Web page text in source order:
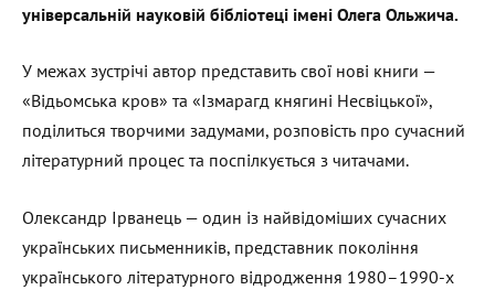
універсальній науковій бібліотеці імені Олега Ольжича.
У межах зустрічі автор представить свої нові книги —
«Відьомська кров» та «Ізмарагд княгині Несвіцької»,
поділиться творчими задумами, розповість про сучасний
літературний процес та поспілкується з читачами.
Олександр Ірванець — один із найвідоміших сучасних
українських письменників, представник покоління
українського літературного відродження 1980–1990-х